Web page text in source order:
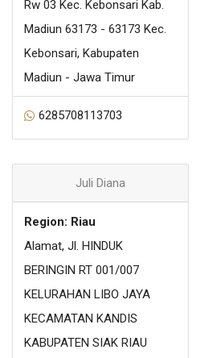
Rw 03 Kec. Kebonsari Kab.
Madiun 63173 - 63173 Kec.
Kebonsari, Kabupaten
Madiun - Jawa Timur
6285708113703
Juli Diana
Region: Riau
Alamat, Jl. HINDUK
BERINGIN RT 001/007
KELURAHAN LIBO JAYA
KECAMATAN KANDIS
KABUPATEN SIAK RIAU